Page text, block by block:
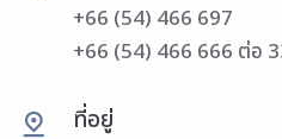
+66 (54) 466 697
+66 (54) 466 666 ต่อ
ที่อยู่